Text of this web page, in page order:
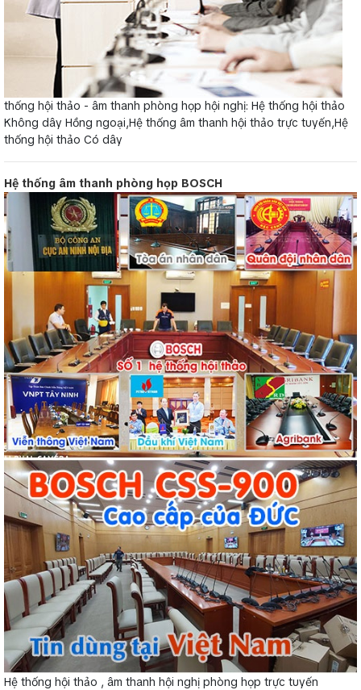
thống hội thảo - âm thanh phòng họp hội nghị: Hệ thống hội thảo
Không dây Hồng ngoại,Hệ thống âm thanh hội thảo trực tuyến,Hệ
thống hội thảo Có dây
Hệ thống âm thanh phòng họp BOSCH
Hệ thống hội thảo , âm thanh hội nghị phòng họp trực tuyến